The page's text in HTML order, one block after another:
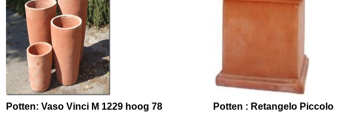
Potten: Vaso Vinci M 1229 hoog 78
Potten : Retangelo Piccolo